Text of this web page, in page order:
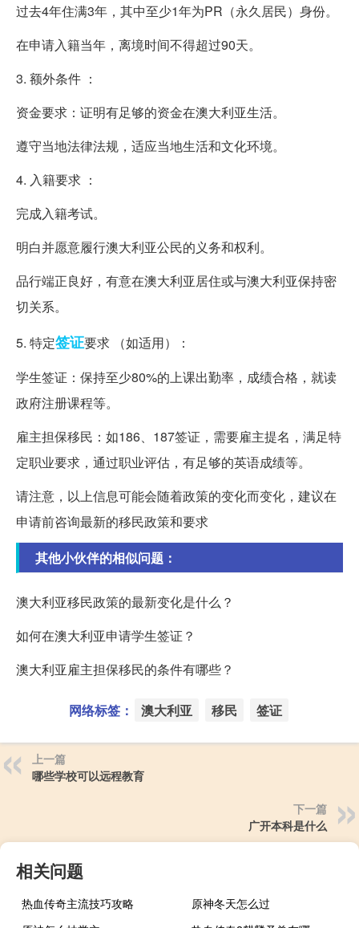
过去4年住满3年，其中至少1年为PR（永久居民）身份。
在申请入籍当年，离境时间不得超过90天。
3. 额外条件 ：
资金要求：证明有足够的资金在澳大利亚生活。
遵守当地法律法规，适应当地生活和文化环境。
4. 入籍要求 ：
完成入籍考试。
明白并愿意履行澳大利亚公民的义务和权利。
品行端正良好，有意在澳大利亚居住或与澳大利亚保持密
切关系。
5. 特定签证要求 （如适用）：
学生签证：保持至少80%的上课出勤率，成绩合格，就读
政府注册课程等。
雇主担保移民：如186、187签证，需要雇主提名，满足特
定职业要求，通过职业评估，有足够的英语成绩等。
请注意，以上信息可能会随着政策的变化而变化，建议在
申请前咨询最新的移民政策和要求
其他小伙伴的相似问题：
澳大利亚移民政策的最新变化是什么？
如何在澳大利亚申请学生签证？
澳大利亚雇主担保移民的条件有哪些？
网络标签： 澳大利亚 移民 签证
上一篇
哪些学校可以远程教育
下一篇
广开本科是什么
相关问题
热血传奇主流技巧攻略
原神冬天怎么过